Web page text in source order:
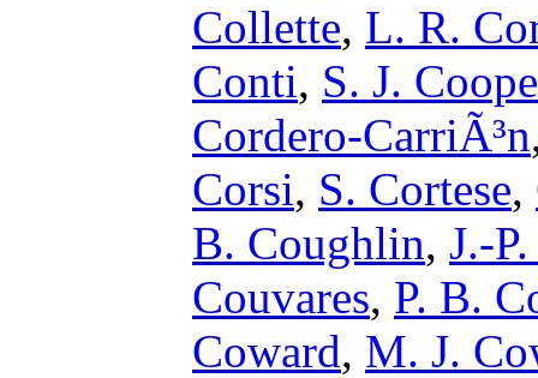
Collette, L. R.
Conti, S. J.
Cordero-CarriÃ³n
Corsi, S. Cortese,
B. Coughlin, J.-
Couvares, P. B.
Coward, M. J.